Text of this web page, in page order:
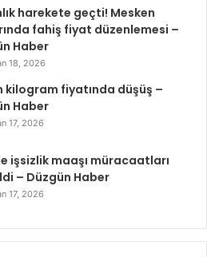
harekete geçti! Mesken
fahiş fiyat düzenlemesi –
Haber
18, 2026
kilogram fiyatında düşüş –
Haber
17, 2026
işsizlik maaşı müracaatları
– Düzgün Haber
17, 2026